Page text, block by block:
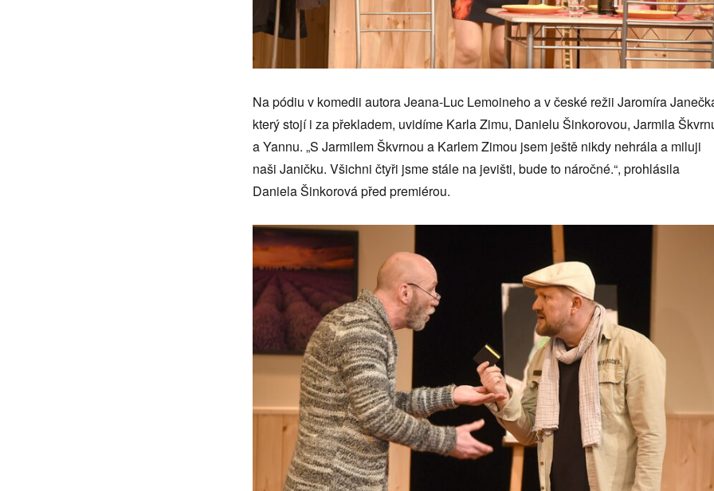
Na pódiu v komedii autora Jeana-Luc Lemoineho a v české režii Jaromíra
který stojí i za překladem, uvidíme Karla Zimu, Danielu Šinkorovou, Jarmila
a Yannu. „S Jarmilem Škvrnou a Karlem Zimou jsem ještě nikdy nehrála a miluji
naši Janičku. Všichni čtyři jsme stále na jevišti, bude to náročné.“, prohlásila
Daniela Šinkorová před premiérou.